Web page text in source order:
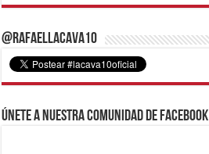
@RafaelLacava10
Únete a nuestra comunidad de Facebook